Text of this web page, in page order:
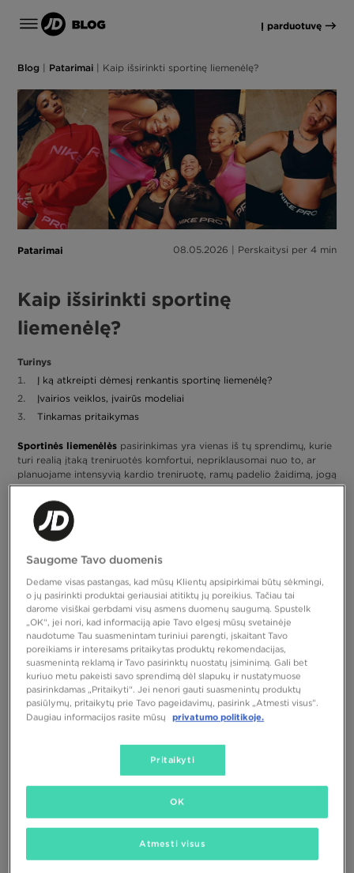
Į parduotuvę
Blog | Patarimai | Kaip išsirinkti sportinę liemenėlę?
Patarimai 08.05.2026 | Perskaitysi per 4 min
Kaip išsirinkti sportinę
liemenėlę?
Turinys
Į ką atkreipti dėmesį renkantis sportinę liemenėlę?
Įvairios veiklos, įvairūs modeliai
Tinkamas pritaikymas
Sportinės liemenėlės pasirinkimas yra vienas iš tų sprendimų, kurie
turi realią įtaką treniruotės komfortui, nepriklausomai nuo to, ar
planuojame intensyvią kardio treniruotę, ramų padelio žaidimą, jogą
ar ilgesnį pasivaikščiojimą. Tai sportinės aprangos elementas, kuris
dirba kartu su visu kūnu – iš tiesų nuo pat pirmojo judesio, ir kurio
kokybė greitai jaučiama. Tinkamai parinkta liemenėlė suteikia
stabilumo, laisvės ir pasitikėjimo jausmą, todėl tu gali sutelkti
dėmesį į veiklą… o ne į aprangos taisymą treniruotės metu.
medžiagos bei pritaikymo prie treniruotės tipo klausimas.
Kiekvienas kūnas yra kitoks, kaip ir poreikiai – kitokie bėgant,
kitokie atliekant jėgos treniruotes ar judrumo užsiėmimus. Būtent
todėl tinkamo modelio pasirinkimas yra svarbus ir gali padaryti
treniruotę malonesnę, o judesius – natūralesnius. Kai liemenėlė gerai
priglunda, nespaudžia ir užtikrina tinkamą palaikymą, tu nustoji apie
ją galvoti – o tai yra geriausias ženklas, kad ji buvo tinkamai
parinkta.
Saugome Tavo duomenis
Dedame visas pastangas, kad mūsų Klientų apsipirkimai būtų sėkmingi,
o jų pasirinkti produktai geriausiai atitiktų jų poreikius. Tačiau tai
darome visiškai gerbdami visų asmens duomenų saugumą. Spustelk
„OK“, jei nori, kad informaciją apie Tavo elgesį mūsų svetainėje
naudotume Tau suasmenintam turiniui parengti, įskaitant Tavo
poreikiams ir interesams pritaikytas produktų rekomendacijas,
suasmenintą reklamą ir Tavo pasirinktų nuostatų įsiminimą. Gali bet
kuriuo metu pakeisti savo sprendimą dėl slapukų ir nustatymuose
pasirinkdamas „Pritaikyti“. Jei nenori gauti suasmenintų produktų
pasiūlymų, pritaikytų prie Tavo pageidavimų, pasirink „Atmesti visus”.
Daugiau informacijos rasite mūsų
privatumo politikoje.
Pritaikyti
Atmesti visus
OK